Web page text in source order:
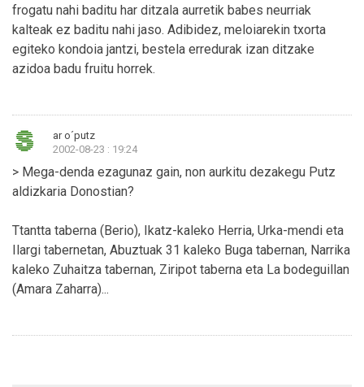
frogatu nahi baditu har ditzala aurretik babes neurriak
kalteak ez baditu nahi jaso. Adibidez, meloiarekin txorta
egiteko kondoia jantzi, bestela erredurak izan ditzake
azidoa badu fruitu horrek.
ar o´putz
2002-08-23 : 19:24
> Mega-denda ezagunaz gain, non aurkitu dezakegu Putz
aldizkaria Donostian?
Ttantta taberna (Berio), Ikatz-kaleko Herria, Urka-mendi eta
Ilargi tabernetan, Abuztuak 31 kaleko Buga tabernan, Narrika
kaleko Zuhaitza tabernan, Ziripot taberna eta La bodeguillan
(Amara Zaharra)...